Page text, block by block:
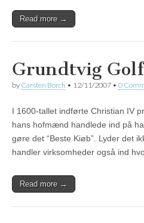
Read more →
Grundtvig
by Carsten Borch • 12/11/2007 • 0
I 1600-tallet indførte Christian IV
hans hofmænd handlede ind på
gøre det “Beste Kiøb”. Lyder det
handler virksomheder også ind
Read more →